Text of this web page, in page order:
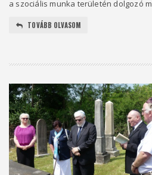
a szociális munka területén dolgozó
TOVÁBB OLVASOM